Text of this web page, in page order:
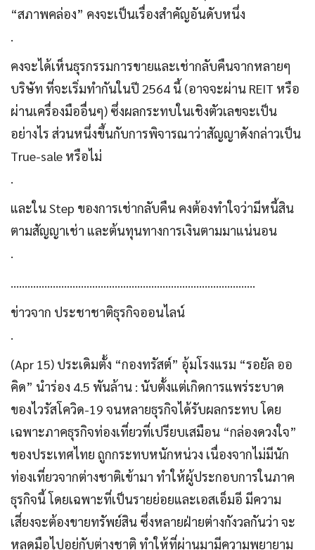
“สภาพคล่อง” คงจะเป็นเรื่องสำคัญอันดับหนึ่ง
.
คงจะได้เห็นธุรกรรมการขายและเช่ากลับคืนจากหลายๆ
บริษัท ที่จะเริ่มทำกันในปี 2564 นี้ (อาจจะผ่าน REIT หรือ
ผ่านเครื่องมืออื่นๆ) ซึ่งผลกระทบในเชิงตัวเลขจะเป็น
อย่างไร ส่วนหนึ่งขึ้นกับการพิจารณาว่าสัญญาดังกล่าวเป็น
True-sale หรือไม่
.
และใน Step ของการเช่ากลับคืน คงต้องทำใจว่ามีหนี้สิน
ตามสัญญาเช่า และต้นทุนทางการเงินตามมาแน่นอน
.
……………………………………………………………………………
ข่าวจาก ประชาชาติธุรกิจออนไลน์
.
(Apr 15) ประเดิมตั้ง “กองทรัสต์” อุ้มโรงแรม “รอยัล ออ
คิด” นำร่อง 4.5 พันล้าน : นับตั้งแต่เกิดการแพร่ระบาด
ของไวรัสโควิด-19 จนหลายธุรกิจได้รับผลกระทบ โดย
เฉพาะภาคธุรกิจท่องเที่ยวที่เปรียบเสมือน “กล่องดวงใจ”
ของประเทศไทย ถูกกระทบหนักหน่วง เนื่องจากไม่มีนัก
ท่องเที่ยวจากต่างชาติเข้ามา ทำให้ผู้ประกอบการในภาค
ธุรกิจนี้ โดยเฉพาะที่เป็นรายย่อยและเอสเอ็มอี มีความ
เสี่ยงจะต้องขายทรัพย์สิน ซึ่งหลายฝ่ายต่างกังวลกันว่า จะ
หลุดมือไปอยู่กับต่างชาติ ทำให้ที่ผ่านมามีความพยายาม